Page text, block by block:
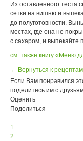
Из оставленного теста
сетки на вишню и
до полуготовности.
местах, где она не
с сахаром, и выпекайте
см. также книгу «Меню
← Вернуться к
Если Вам понравился
поделитесь им с
Оценить
Поделиться
1
2